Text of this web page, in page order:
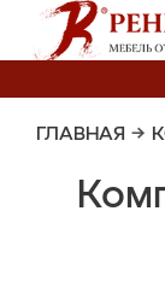
ГЛАВНАЯ →